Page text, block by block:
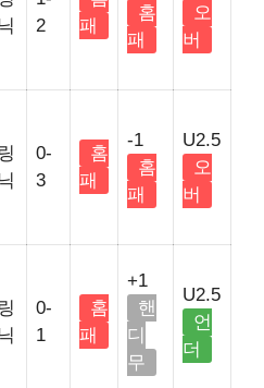
2
패
홈
패
오
버
0-
3
홈
패
-1
홈
패
U2.5
오
버
0-
1
홈
패
+1
핸
디
무
U2.5
언
더